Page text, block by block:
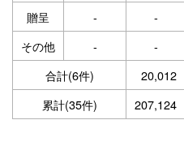
贈呈
-
-
その他
-
-
合計(6件)
20,012
累計(35件)
207,124